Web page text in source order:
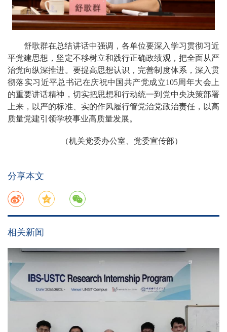
舒歌群在总结讲话中强调，各单位要深入学习贯彻习近
平党建思想，坚定不移树立和践行正确政绩观，把全面从严
治党向纵深推进。要提高思想认识，完善制度体系，深入贯
彻落实习近平总书记在庆祝中国共产党成立105周年大会上
的重要讲话精神，切实把思想和行动统一到党中央决策部署
上来，以严的标准、实的作风履行管党治党政治责任，以高
质量党建引领学校事业高质量发展。
（机关党委办公室、党委宣传部）
分享本文
相关新闻